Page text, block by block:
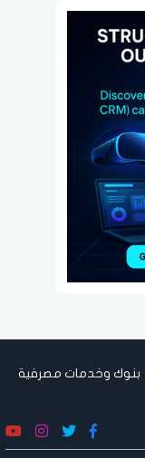
بنوك وخدمات مصرفية